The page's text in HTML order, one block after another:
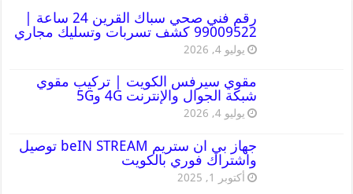
رقم فني صحي سباك القرين 24 ساعة |
99009522 كشف تسربات وتسليك مجاري
يوليو 4, 2026
مقوي سيرفس الكويت | تركيب مقوي
شبكة الجوال والإنترنت 4G و5G
يوليو 4, 2026
جهاز بي ان ستريم beIN STREAM توصيل
واشتراك فوري بالكويت
أكتوبر 1, 2025